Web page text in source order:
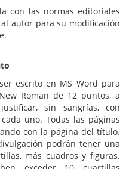
con las normas editoriales
autor para su modificación
escrito en MS Word para
Roman de 12 puntos, a
sin sangrías, con
uno. Todas las páginas
con la página del título.
podrán tener una
más cuadros y figuras.